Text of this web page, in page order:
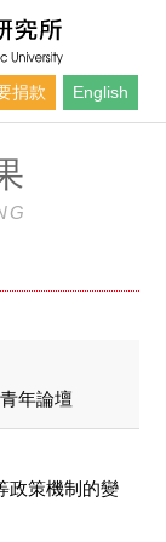
捐款 English
年論壇
政策機制的變